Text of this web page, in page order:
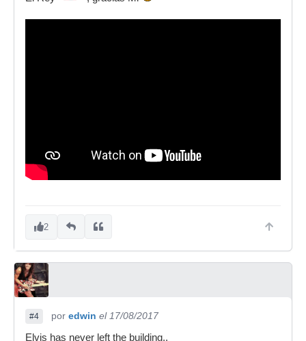
2
#4 por edwin el 17/08/2017
Elvis has never left the building..